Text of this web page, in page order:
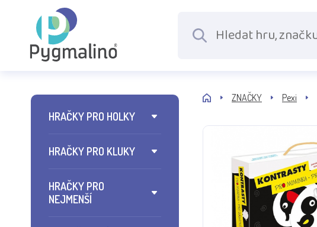
HRAČKY PRO HOLKY
HRAČKY PRO KLUKY
HRAČKY PRO
NEJMENŠÍ
ZNAČKY Pexi